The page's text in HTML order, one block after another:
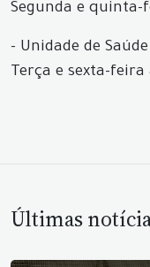
Segunda e quinta-
- Unidade de
Terça e sexta-
Últimas